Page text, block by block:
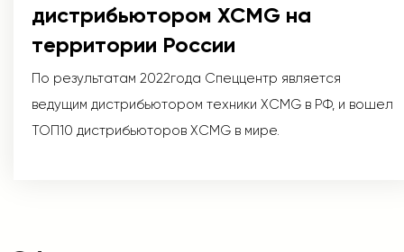
дистрибьютором XCMG на
территории России
По результатам 2022года Спеццентр является
ведущим дистрибьютором техники XCMG в РФ, и вошел
ТОП10 дистрибьюторов XCMG в мире.